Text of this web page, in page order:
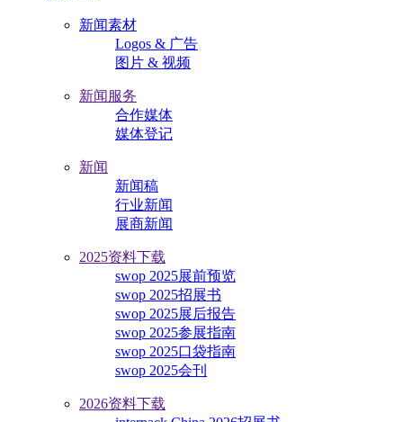
新闻素材
Logos & 广告
图片 & 视频
新闻服务
合作媒体
媒体登记
新闻
新闻稿
行业新闻
展商新闻
2025资料下载
swop 2025展前预览
swop 2025招展书
swop 2025展后报告
swop 2025参展指南
swop 2025口袋指南
swop 2025会刊
2026资料下载